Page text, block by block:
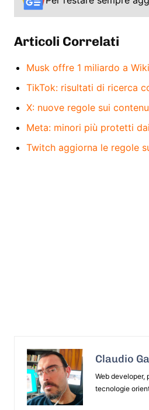
Articoli Correlati
Musk offre 1 miliardo a
TikTok: risultati di ricerca
X: nuove regole sui
Meta: minori più protetti
Twitch aggiorna le regole
Claudio
Web developer,
tecnologie